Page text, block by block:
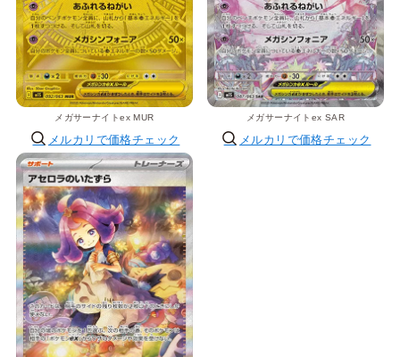
メガサーナイトex MUR
メルカリで価格チェック
メガサーナイトex SAR
メルカリで価格チェック